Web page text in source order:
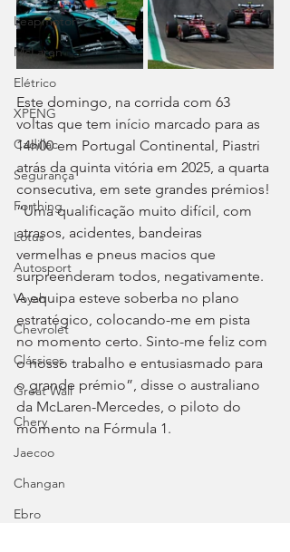
Leapmotor
McLaren
Elétrico
XPENG
Cadillac
Segurança
Forthing
Lotus
Autosport
Voyah
Chevrolet
Clássicos
Great Wall
Chery
Jaecoo
Changan
Ebro
Este domingo, na corrida com 63
voltas que tem início marcado para as
14h00 em Portugal Continental, Piastri
atrás da quinta vitória em 2025, a quarta
consecutiva, em sete grandes prémios!
“Uma qualificação muito difícil, com
atrasos, acidentes, bandeiras
vermelhas e pneus macios que
surpreenderam todos, negativamente.
A equipa esteve soberba no plano
estratégico, colocando-me em pista
no momento certo. Sinto-me feliz com
o nosso trabalho e entusiasmado para
o grande prémio”, disse o australiano
da McLaren-Mercedes, o piloto do
momento na Fórmula 1.